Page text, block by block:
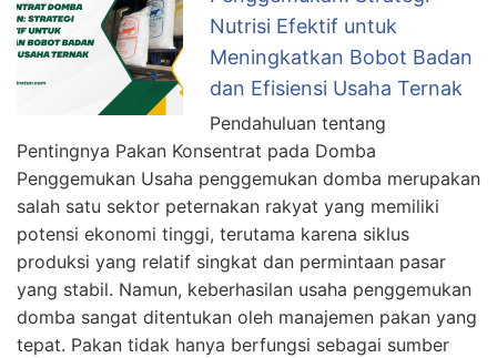
Nutrisi Efektif untuk
Meningkatkan Bobot Badan
dan Efisiensi Usaha Ternak
Pendahuluan tentang
Pentingnya Pakan Konsentrat pada Domba
Penggemukan Usaha penggemukan domba merupakan
salah satu sektor peternakan rakyat yang memiliki
potensi ekonomi tinggi, terutama karena siklus
produksi yang relatif singkat dan permintaan pasar
yang stabil. Namun, keberhasilan usaha penggemukan
domba sangat ditentukan oleh manajemen pakan yang
tepat. Pakan tidak hanya berfungsi sebagai sumber